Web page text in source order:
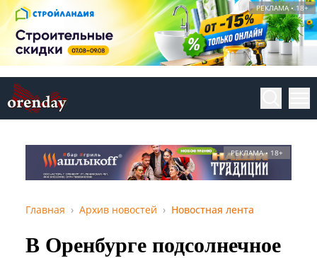
РЕКЛАМА • 18+
РЕКЛАМА • 18+
Главная Архив новостей Новостная лента
В Оренбурге подсолнечное